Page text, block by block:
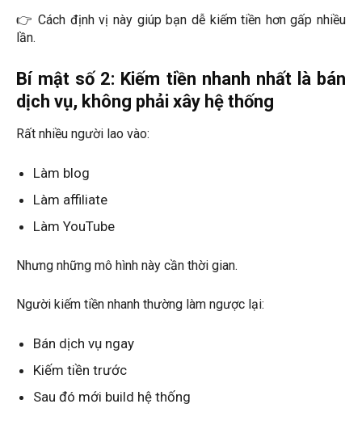
👉 Cách định vị này giúp bạn dễ kiếm tiền hơn gấp nhiều
lần.
Bí mật số 2: Kiếm tiền nhanh nhất là bán
dịch vụ, không phải xây hệ thống
Rất nhiều người lao vào:
Làm blog
Làm affiliate
Làm YouTube
Nhưng những mô hình này cần thời gian.
Người kiếm tiền nhanh thường làm ngược lại:
Bán dịch vụ ngay
Kiếm tiền trước
Sau đó mới build hệ thống